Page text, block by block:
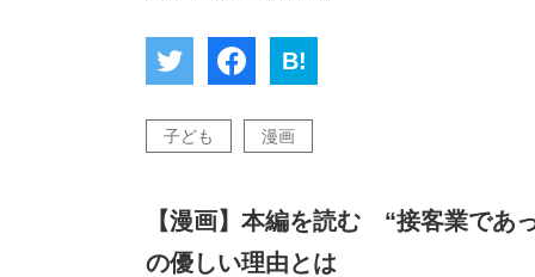
B!
子ども 漫画
【漫画】本編を読む “接客業であ
の優しい理由とは